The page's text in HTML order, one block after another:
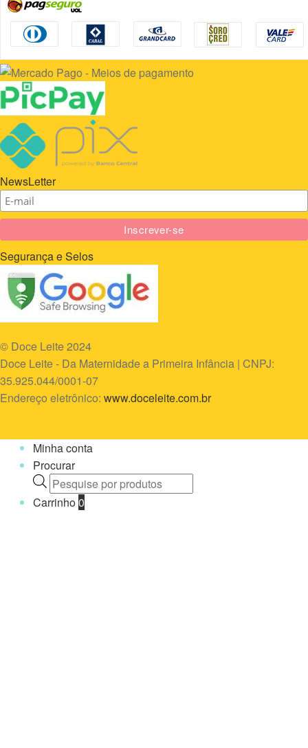
NewsLetter
Segurança e Selos
© Doce Leite 2024
Doce Leite - Da Maternidade a Primeira Infância | CNPJ:
35.925.044/0001-07
Endereço eletrônico: www.doceleite.com.br
Minha conta
Procurar
Pesquisar
produtos
Carrinho0